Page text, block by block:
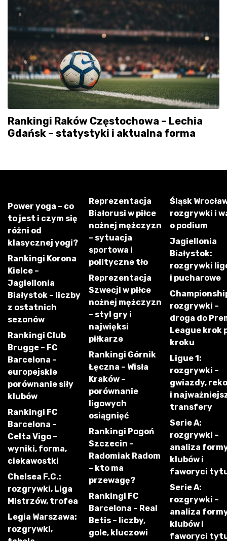
Rankingi Raków Częstochowa – Lechia
Gdańsk – statystyki i aktualna forma
Power yoga – co
to jest i czym się
różni od
klasycznej yogi?
Rankingi Korona
Kielce –
Jagiellonia
Białystok – liczby
z ostatnich
sezonów
Rankingi Club
Brugge – FC
Barcelona –
europejskie
porównanie siły
klubów
Rankingi FC
Barcelona –
Celta Vigo –
wyniki, forma,
ciekawostki
Chelsea F.C.:
rozgrywki, Liga
Mistrzów, trofea
Legia Warszawa:
rozgrywki,
Reprezentacja
Białorusi w piłce
nożnej mężczyzn
– sytuacja
sportowa i
polityczne tło
Reprezentacja
Szwecji w piłce
nożnej mężczyzn
– styl gry i
najwięksi
piłkarze
Rankingi Górnik
Łęczna – Wisła
Kraków –
porównanie
ligowych
osiągnięć
Rankingi Pogoń
Szczecin –
Radomiak Radom
– kto ma
przewagę?
Rankingi FC
Barcelona – Real
Betis – liczby,
gole, kluczowi
Śląsk
rozgrywki i
o podium
Jagiellonia
Białystok:
rozgrywki
i pucharowe
rozgrywki –
droga do
League krok
kroku
Ligue 1:
rozgrywki –
gwiazdy,
i
transfery
Serie A:
rozgrywki –
analiza
klubów i
faworyci
Serie A:
rozgrywki –
analiza
klubów i
faworyci